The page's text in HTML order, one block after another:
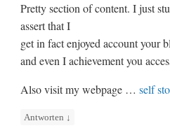
Pretty section of content. I just
assert that I
get in fact enjoyed account your
and even I achievement you
Also visit my webpage … self
Antworten ↓